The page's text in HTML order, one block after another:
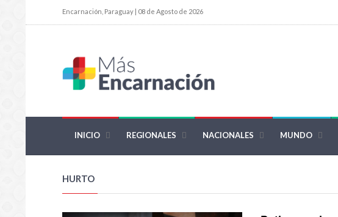
Encarnación, Paraguay | 08 de Agosto de 2026
INICIO REGIONALES NACIONALES MUNDO
HURTO